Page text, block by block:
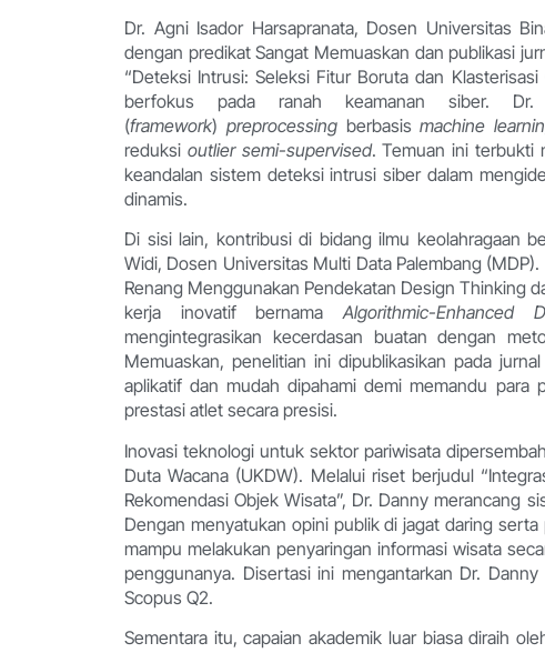
Dr. Agni Isador Harsapranata, Dosen Universitas
dengan predikat Sangat Memuaskan dan publikasi
“Deteksi Intrusi: Seleksi Fitur Boruta dan
berfokus pada ranah keamanan siber. Dr.
(framework) preprocessingberbasismachine
reduksi outlier semi-supervised. Temuan ini terbukti
keandalan sistem deteksi intrusi siber dalam
dinamis.
Di sisi lain, kontribusi di bidang ilmu keolahragaan
Widi, Dosen Universitas Multi Data Palembang
Renang Menggunakan Pendekatan Design Thinking
kerja inovatif bernamaAlgorithmic-Enhanced
mengintegrasikan kecerdasan buatan dengan
Memuaskan, penelitian ini dipublikasikan pada
aplikatif dan mudah dipahami demi memandu para
prestasi atlet secara presisi.
Inovasi teknologi untuk sektor pariwisata
Duta Wacana (UKDW). Melalui riset berjudul
Rekomendasi Objek Wisata”, Dr. Danny merancang
Dengan menyatukan opini publik di jagat daring
mampu melakukan penyaringan informasi wisata
penggunanya. Disertasi ini mengantarkan Dr.
Scopus Q2.
Sementara itu, capaian akademik luar biasa diraih